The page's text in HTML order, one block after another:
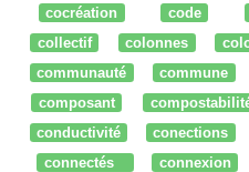
cocréation
code
collectif
colonnes
communauté
commune
composant
conductivité
conections
connectés
connexion